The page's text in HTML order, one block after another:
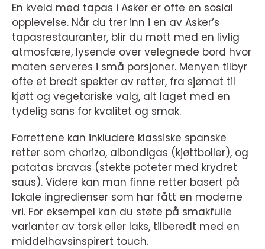
En kveld med tapas i Asker er ofte en sosial
opplevelse. Når du trer inn i en av Asker’s
tapasrestauranter, blir du møtt med en livlig
atmosfære, lysende over velegnede bord hvor
maten serveres i små porsjoner. Menyen tilbyr
ofte et bredt spekter av retter, fra sjømat til
kjøtt og vegetariske valg, alt laget med en
tydelig sans for kvalitet og smak.
Forrettene kan inkludere klassiske spanske
retter som chorizo, albondigas (kjøttboller), og
patatas bravas (stekte poteter med krydret
saus). Videre kan man finne retter basert på
lokale ingredienser som har fått en moderne
vri. For eksempel kan du støte på smakfulle
varianter av torsk eller laks, tilberedt med en
middelhavsinspirert touch.